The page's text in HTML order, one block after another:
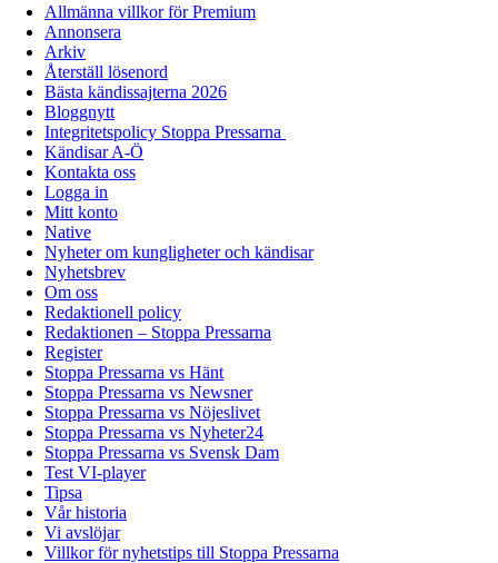
Allmänna villkor för Premium
Annonsera
Arkiv
Återställ lösenord
Bästa kändissajterna 2026
Bloggnytt
Integritetspolicy Stoppa Pressarna
Kändisar A-Ö
Kontakta oss
Logga in
Mitt konto
Native
Nyheter om kungligheter och kändisar
Nyhetsbrev
Om oss
Redaktionell policy
Redaktionen – Stoppa Pressarna
Register
Stoppa Pressarna vs Hänt
Stoppa Pressarna vs Newsner
Stoppa Pressarna vs Nöjeslivet
Stoppa Pressarna vs Nyheter24
Stoppa Pressarna vs Svensk Dam
Test VI-player
Tipsa
Vår historia
Vi avslöjar
Villkor för nyhetstips till Stoppa Pressarna